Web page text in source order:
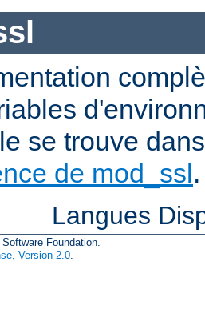
se trouve
de mod_ssl.
Langues
Foundation.
Version 2.0.